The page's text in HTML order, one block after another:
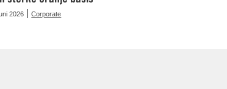
2026 |Corporate